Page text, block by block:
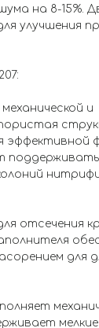
на 8-15%.
улучшения
и
эффективной
отсечения
для